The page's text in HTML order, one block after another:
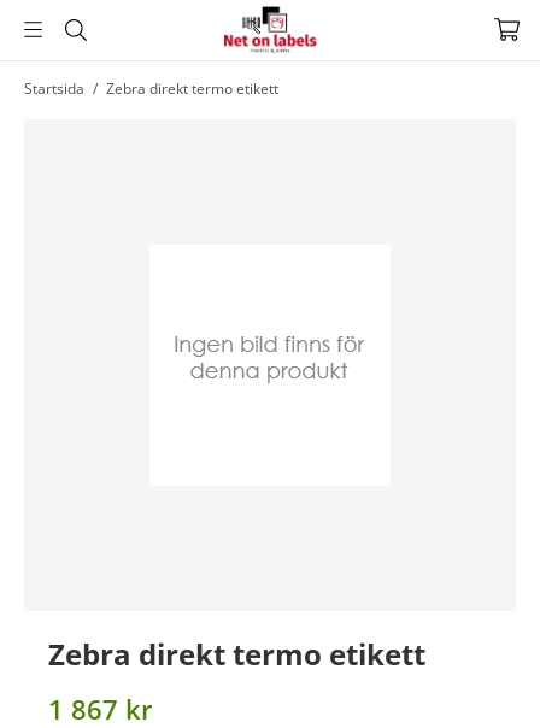
HoppaStartsida / Zebra direkt termo etikett
Zebra direkt termo etikett
1 867 kr